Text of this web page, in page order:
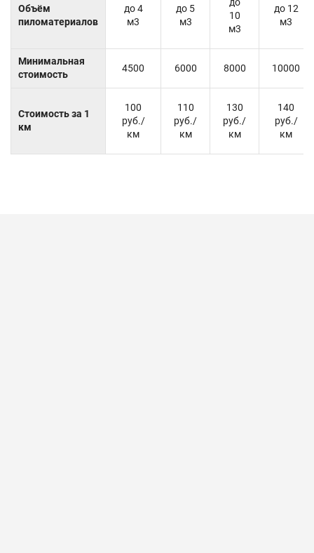
Объём
пиломатериалов
до 4
м3
до 5
м3
10
м3
до 12
м3
Минимальная
стоимость
4500 6000 8000 10000
Стоимость за 1
км
100
руб./
км
110
руб./
км
130
руб./
км
140
руб./
км